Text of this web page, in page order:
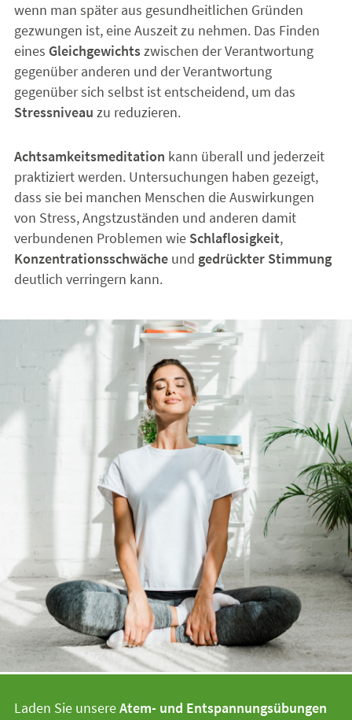
wenn man später aus gesundheitlichen Gründen
gezwungen ist, eine Auszeit zu nehmen. Das Finden
eines Gleichgewichtszwischen der Verantwortung
gegenüber anderen und der Verantwortung
gegenüber sich selbst ist entscheidend, um das
Stressniveau zu reduzieren.
Achtsamkeitsmeditation kann überall und jederzeit
praktiziert werden. Untersuchungen haben gezeigt,
dass sie bei manchen Menschen die Auswirkungen
von Stress, Angstzuständen und anderen damit
verbundenen Problemen wie Schlaflosigkeit,
Konzentrationsschwäche und gedrückter Stimmung
deutlich verringern kann.
Laden Sie unsereAtem- und Entspannungsübungen